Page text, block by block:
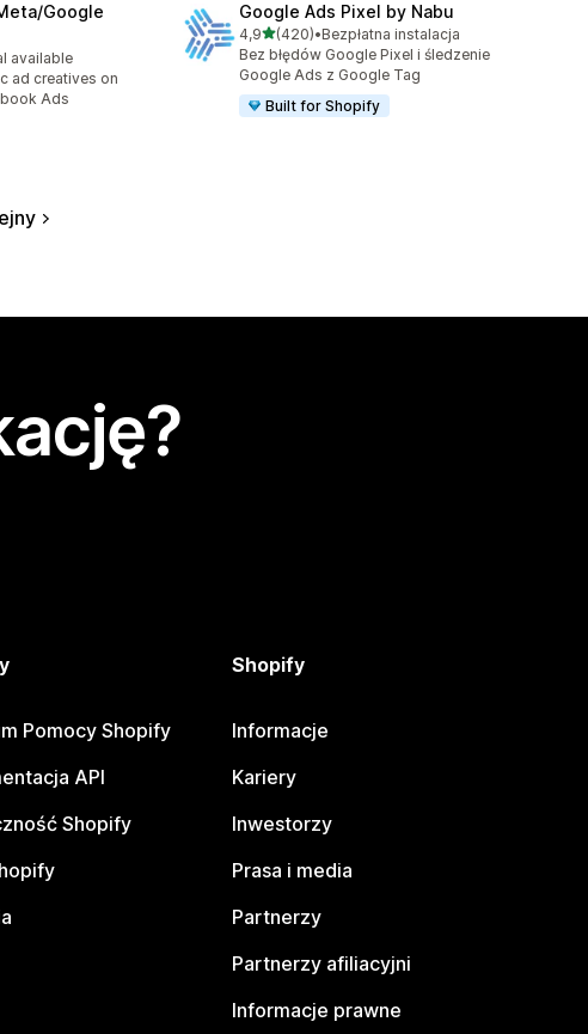
Google
337
available
ad creatives on
Ads
Google Ads Pixel by Nabu
4,9na 5 gwiazdek
(420)
Łączna liczba recenzji: 420
•Bezpłatna instalacja
Bez błędów Google Pixel i śledzenie
Google Ads z Google Tag
Built for Shopify
Pomocy Shopify
API
Shopify
Shopify
Informacje
Kariery
Inwestorzy
Prasa i media
Partnerzy
Partnerzy afiliacyjni
Informacje prawne